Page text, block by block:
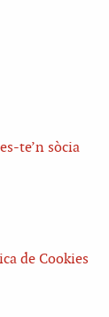
te’n sòcia
de Cookies